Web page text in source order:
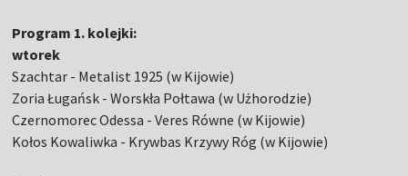
Program 1. kolejki:
wtorek
Szachtar - Metalist 1925 (w Kijowie)
Zoria Ługańsk - Worskła Połtawa (w Użhorodzie)
Czernomorec Odessa - Veres Równe (w Kijowie)
Kołos Kowaliwka - Krywbas Krzywy Róg (w Kijowie)